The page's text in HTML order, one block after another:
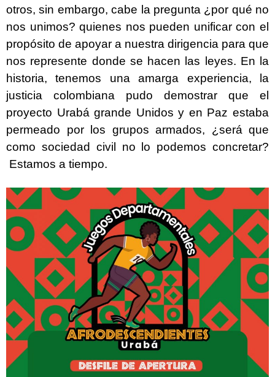
otros, sin embargo, cabe la pregunta ¿por qué no
nos unimos? quienes nos pueden unificar con el
propósito de apoyar a nuestra dirigencia para que
nos represente donde se hacen las leyes. En la
historia, tenemos una amarga experiencia, la
justicia colombiana pudo demostrar que el
proyecto Urabá grande Unidos y en Paz estaba
permeado por los grupos armados, ¿será que
como sociedad civil no lo podemos concretar?
Estamos a tiempo.